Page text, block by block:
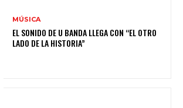
MÚSICA
EL SONIDO DE U BANDA LLEGA CON “EL OTRO
LADO DE LA HISTORIA”